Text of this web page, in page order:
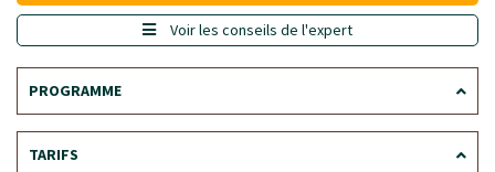
Voir les conseils de l'expert
PROGRAMME
TARIFS